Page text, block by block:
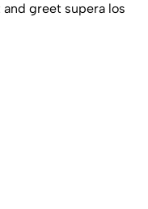
greet supera los